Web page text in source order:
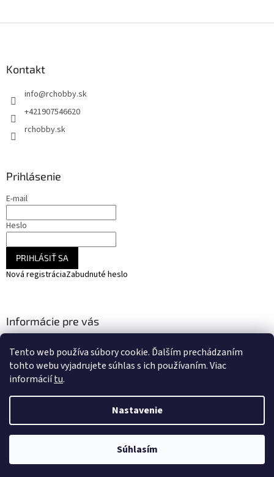
Tento web používa súbory cookie. Ďalším prechádzaním
tohto webu vyjadrujete súhlas s ich používaním. Viac
informáciítu.
Nastavenie
Súhlasím
Kontakt
info@rchobby.sk
+421907546620
rchobby.sk
Prihlásenie
E-mail
Heslo
PRIHLÁSIŤ SA
Nová registráciaZabudnuté heslo
Informácie pre vás
Moja objednávka
Vytvoril Shoptet
RC HOBBY. Všetky práva vyhradené.